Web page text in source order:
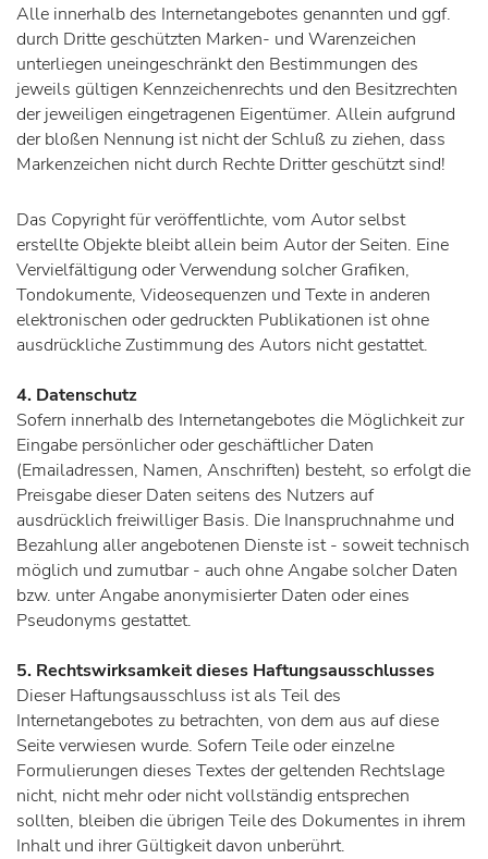
Alle innerhalb des Internetangebotes genannten und ggf.
durch Dritte geschützten Marken- und Warenzeichen
unterliegen uneingeschränkt den Bestimmungen des
jeweils gültigen Kennzeichenrechts und den Besitzrechten
der jeweiligen eingetragenen Eigentümer. Allein aufgrund
der bloßen Nennung ist nicht der Schluß zu ziehen, dass
Markenzeichen nicht durch Rechte Dritter geschützt sind!
Das Copyright für veröffentlichte, vom Autor selbst
erstellte Objekte bleibt allein beim Autor der Seiten. Eine
Vervielfältigung oder Verwendung solcher Grafiken,
Tondokumente, Videosequenzen und Texte in anderen
elektronischen oder gedruckten Publikationen ist ohne
ausdrückliche Zustimmung des Autors nicht gestattet.
4. Datenschutz
Sofern innerhalb des Internetangebotes die Möglichkeit zur
Eingabe persönlicher oder geschäftlicher Daten
(Emailadressen, Namen, Anschriften) besteht, so erfolgt die
Preisgabe dieser Daten seitens des Nutzers auf
ausdrücklich freiwilliger Basis. Die Inanspruchnahme und
Bezahlung aller angebotenen Dienste ist - soweit technisch
möglich und zumutbar - auch ohne Angabe solcher Daten
bzw. unter Angabe anonymisierter Daten oder eines
Pseudonyms gestattet.
5. Rechtswirksamkeit dieses Haftungsausschlusses
Dieser Haftungsausschluss ist als Teil des
Internetangebotes zu betrachten, von dem aus auf diese
Seite verwiesen wurde. Sofern Teile oder einzelne
Formulierungen dieses Textes der geltenden Rechtslage
nicht, nicht mehr oder nicht vollständig entsprechen
sollten, bleiben die übrigen Teile des Dokumentes in ihrem
Inhalt und ihrer Gültigkeit davon unberührt.